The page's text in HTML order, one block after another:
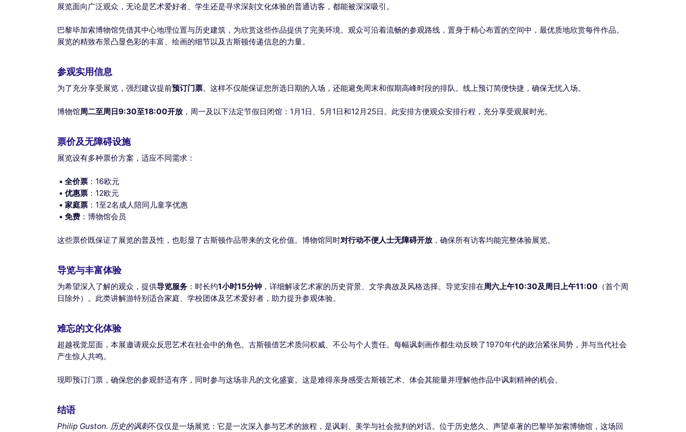
展览面向广泛观众，无论是艺术爱好者、学生还是寻求深刻文化体验的普通访客，都能被深深吸引。
巴黎毕加索博物馆凭借其中心地理位置与历史建筑，为欣赏这些作品提供了完美环境。观众可沿着流畅的参观路线，置身于精心布置的空间中，最优质地欣赏每件作品。
展览的精致布景凸显色彩的丰富、绘画的细节以及古斯顿传递信息的力量。
参观实用信息
为了充分享受展览，强烈建议提前预订门票。这样不仅能保证您所选日期的入场，还能避免周末和假期高峰时段的排队。线上预订简便快捷，确保无忧入场。
博物馆周二至周日9:30至18:00开放 ，周一及以下法定节假日闭馆：1月1日、5月1日和12月25日。此安排方便观众安排行程，充分享受观展时光。
票价及无障碍设施
展览设有多种票价方案，适应不同需求：
全价票 ：16欧元
优惠票 ：12欧元
家庭票 ：1至2名成人陪同儿童享优惠
免费 ：博物馆会员
这些票价既保证了展览的普及性，也彰显了古斯顿作品带来的文化价值。博物馆同时对行动不便人士无障碍开放 ，确保所有访客均能完整体验展览。
导览与丰富体验
为希望深入了解的观众，提供导览服务 ：时长约1小时15分钟 ，详细解读艺术家的历史背景、文学典故及风格选择。导览安排在周六上午10:30及周日上午11:00 （首个周
日除外）。此类讲解游特别适合家庭、学校团体及艺术爱好者，助力提升参观体验。
难忘的文化体验
超越视觉层面，本展邀请观众反思艺术在社会中的角色。古斯顿借艺术质问权威、不公与个人责任。每幅讽刺画作都生动反映了1970年代的政治紧张局势，并与当代社会
产生惊人共鸣。
现即预订门票，确保您的参观舒适有序，同时参与这场非凡的文化盛宴。这是难得亲身感受古斯顿艺术、体会其能量并理解他作品中讽刺精神的机会。
结语
Philip Guston. 历史的讽刺不仅仅是一场展览：它是一次深入参与艺术的旅程，是讽刺、美学与社会批判的对话。位于历史悠久、声望卓著的巴黎毕加索博物馆，这场回